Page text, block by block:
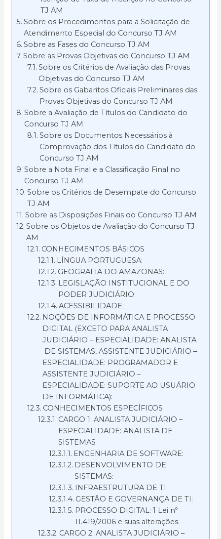
TJ AM
Sobre os Procedimentos para a Solicitação de
Atendimento Especial do Concurso TJ AM
Sobre as Fases do Concurso TJ AM
Sobre as Provas Objetivas do Concurso TJ AM
Sobre os Critérios de Avaliação das Provas
Objetivas do Concurso TJ AM
Sobre os Gabaritos Oficiais Preliminares das
Provas Objetivas do Concurso TJ AM
Sobre a Avaliação de Títulos do Candidato do
Concurso TJ AM
Sobre os Documentos Necessários à
Comprovação dos Títulos do Candidato do
Concurso TJ AM
Sobre a Nota Final e a Classificação Final no
Concurso TJ AM
Sobre os Critérios de Desempate do Concurso
TJ AM
Sobre as Disposições Finais do Concurso TJ AM
Sobre os Objetos de Avaliação do Concurso TJ
AM
CONHECIMENTOS BÁSICOS
LÍNGUA PORTUGUESA:
GEOGRAFIA DO AMAZONAS:
LEGISLAÇÃO INSTITUCIONAL E DO
PODER JUDICIÁRIO:
ACESSIBILIDADE:
NOÇÕES DE INFORMÁTICA E PROCESSO
DIGITAL (EXCETO PARA ANALISTA
JUDICIÁRIO – ESPECIALIDADE: ANALISTA
DE SISTEMAS, ASSISTENTE JUDICIÁRIO –
ESPECIALIDADE: PROGRAMADOR E
ASSISTENTE JUDICIÁRIO –
ESPECIALIDADE: SUPORTE AO USUÁRIO
DE INFORMÁTICA):
CONHECIMENTOS ESPECÍFICOS
CARGO 1: ANALISTA JUDICIÁRIO –
ESPECIALIDADE: ANALISTA DE
SISTEMAS
ENGENHARIA DE SOFTWARE:
DESENVOLVIMENTO DE
SISTEMAS:
INFRAESTRUTURA DE TI:
GESTÃO E GOVERNANÇA DE TI:
PROCESSO DIGITAL: 1 Lei nº
11.419/2006 e suas alterações.
CARGO 2: ANALISTA JUDICIÁRIO –